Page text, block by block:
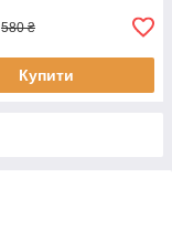
580 ₴
Купити